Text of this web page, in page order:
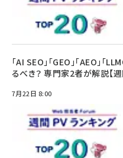
「AI SEO」「GEO」「AEO」「
るべき？ 専門家2者が解説【週
7月22日 8:00